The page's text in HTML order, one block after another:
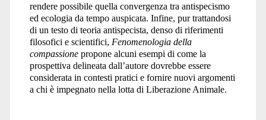
rendere possibile quella convergenza tra antispecismo
ed ecologia da tempo auspicata. Infine, pur trattandosi
di un testo di teoria antispecista, denso di riferimenti
filosofici e scientifici, Fenomenologia della
compassionepropone alcuni esempi di come la
prospettiva delineata dall’autore dovrebbe essere
considerata in contesti pratici e fornire nuovi argomenti
a chi è impegnato nella lotta di Liberazione Animale.